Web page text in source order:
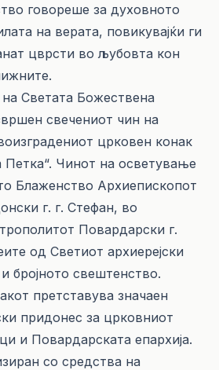
говореше за духовното
на верата, повикувајќи ги
цврсти во љубовта кон
Светата Божествена
свечениот чин на
црковен конак
Петка“. Чинот на осветување
Блаженство Архиепископот
г. г. Стефан, во
Повардарски г.
од Светиот архиерејски
свештенство.
претставува значаен
придонес за црковниот
и Повардарската епархија.
со средства на